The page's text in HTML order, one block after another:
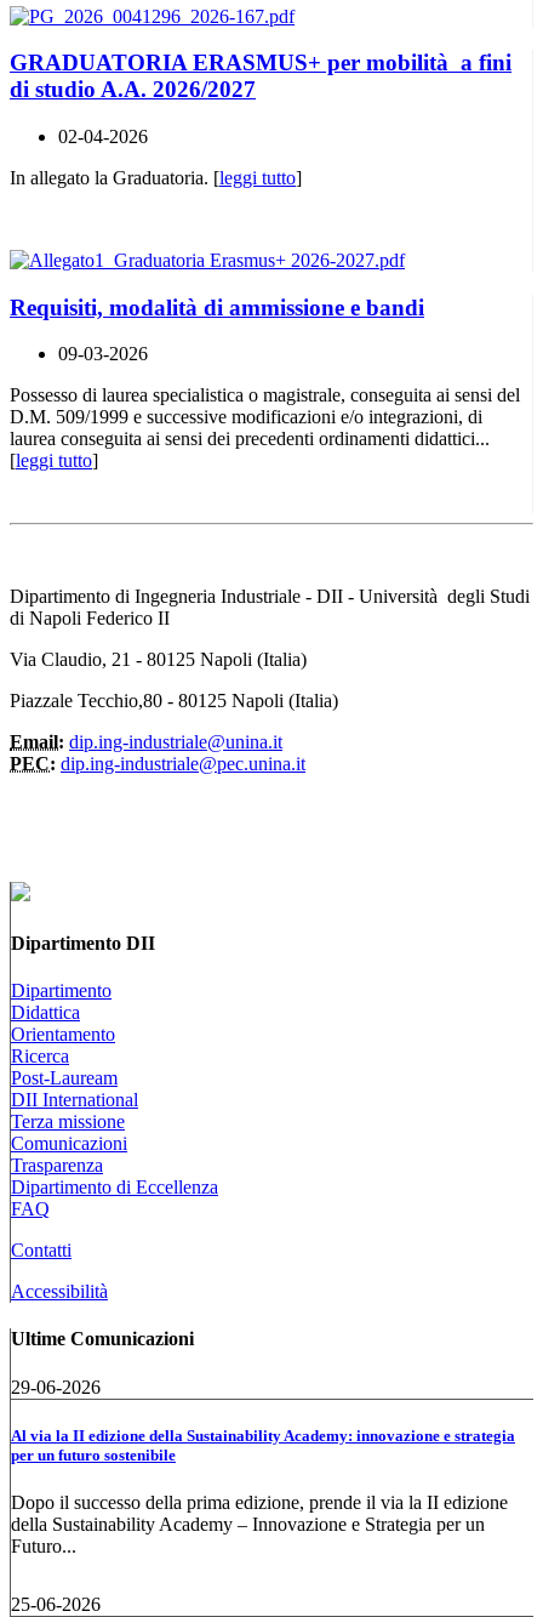
GRADUATORIA ERASMUS+ per mobilità a fini
di studio A.A. 2026/2027
02-04-2026
In allegato la Graduatoria. [leggi tutto]
Requisiti, modalità di ammissione e bandi
09-03-2026
Possesso di laurea specialistica o magistrale, conseguita ai sensi del
D.M. 509/1999 e successive modificazioni e/o integrazioni, di
laurea conseguita ai sensi dei precedenti ordinamenti didattici...
[leggi tutto]
Dipartimento di Ingegneria Industriale - DII - Università degli Studi
di Napoli Federico II
Via Claudio, 21 - 80125 Napoli (Italia)
Piazzale Tecchio,80 - 80125 Napoli (Italia)
Email: dip.ing-industriale@unina.it
PEC: dip.ing-industriale@pec.unina.it
Dipartimento DII
Dipartimento
Didattica
Orientamento
Ricerca
Post-Lauream
DII International
Terza missione
Comunicazioni
Trasparenza
Dipartimento di Eccellenza
FAQ
Contatti
Accessibilità
Ultime Comunicazioni
29-06-2026
Al via la II edizione della Sustainability Academy: innovazione e strategia
per un futuro sostenibile
Dopo il successo della prima edizione, prende il via la II edizione
della Sustainability Academy – Innovazione e Strategia per un
Futuro...
25-06-2026